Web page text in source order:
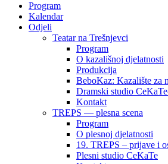
Program
Kalendar
Odjeli
Teatar na Trešnjevci
Program
O kazališnoj djelatnosti
Produkcija
BeboKaz: Kazalište za
Dramski studio
Kontakt
TREPS — plesna scena
Program
O plesnoj djelatnosti
19. TREPS – prijave i
Plesni studio CeKaTe